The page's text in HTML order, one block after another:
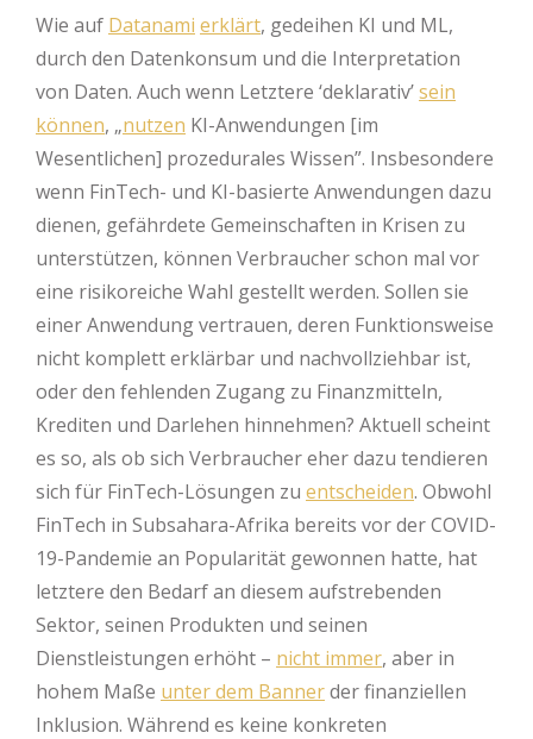
Wie auf Datanami erklärt, gedeihen KI und ML,
durch den Datenkonsum und die Interpretation
von Daten. Auch wenn Letztere ‘deklarativ’sein
können, „nutzen KI-Anwendungen [im
Wesentlichen] prozedurales Wissen”. Insbesondere
wenn FinTech- und KI-basierte Anwendungen dazu
dienen, gefährdete Gemeinschaften in Krisen zu
unterstützen, können Verbraucher schon mal vor
eine risikoreiche Wahl gestellt werden. Sollen sie
einer Anwendung vertrauen, deren Funktionsweise
nicht komplett erklärbar und nachvollziehbar ist,
oder den fehlenden Zugang zu Finanzmitteln,
Krediten und Darlehen hinnehmen? Aktuell scheint
es so, als ob sich Verbraucher eher dazu tendieren
sich für FinTech-Lösungen zu entscheiden. Obwohl
FinTech in Subsahara-Afrika bereits vor der COVID-
19-Pandemie an Popularität gewonnen hatte, hat
letztere den Bedarf an diesem aufstrebenden
Sektor, seinen Produkten und seinen
Dienstleistungen erhöht – nicht immer, aber in
hohem Maße unter dem Bannerder finanziellen
Inklusion. Während es keine konkreten